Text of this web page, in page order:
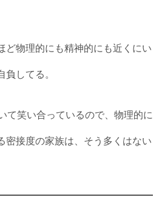
ど物理的にも精神的にも近くにい
負してる。
て笑い合っているので、物理的に
密接度の家族は、そう多くはない